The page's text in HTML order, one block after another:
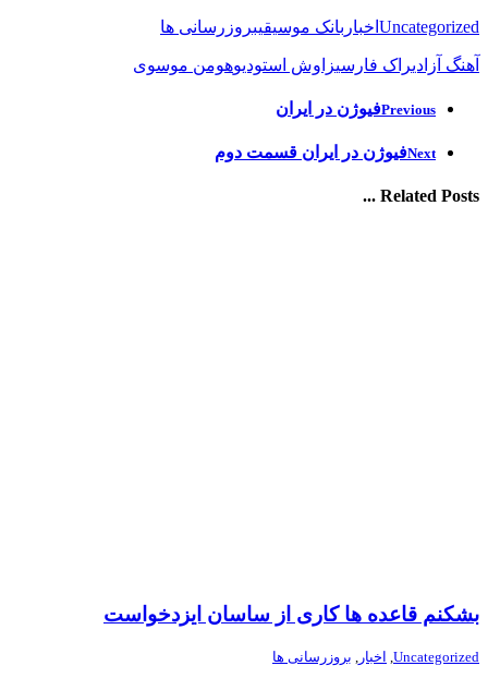
Uncategorized اخبار بانک موسیقیبروزرسانی ها
آهنگ آزادیراک فارسیزاوش استودیوهومن موسوی
Previousفیوژن در ایران
Nextفیوژن در ایران قسمت دوم
Related Posts ...
بشکنم قاعده ها کاری از ساسان ایزدخواست
Uncategorized
, اخبار , بروزرسانی ها